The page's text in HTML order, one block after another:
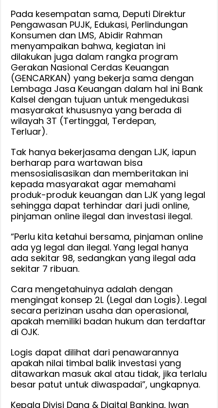
Pada kesempatan sama, Deputi Direktur
Pengawasan PUJK, Edukasi, Perlindungan
Konsumen dan LMS, Abidir Rahman
menyampaikan bahwa, kegiatan ini
dilakukan juga dalam rangka program
Gerakan Nasional Cerdas Keuangan
(GENCARKAN) yang bekerja sama dengan
Lembaga Jasa Keuangan dalam hal ini Bank
Kalsel dengan tujuan untuk mengedukasi
masyarakat khususnya yang berada di
wilayah 3T (Tertinggal, Terdepan,
Terluar).
Tak hanya bekerjasama dengan LJK, iapun
berharap para wartawan bisa
mensosialisasikan dan memberitakan ini
kepada masyarakat agar memahami
produk-produk keuangan dan LJK yang legal
sehingga dapat terhindar dari judi online,
pinjaman online ilegal dan investasi ilegal.
“Perlu kita ketahui bersama, pinjaman online
ada yg legal dan ilegal. Yang legal hanya
ada sekitar 98, sedangkan yang ilegal ada
sekitar 7 ribuan.
Cara mengetahuinya adalah dengan
mengingat konsep 2L (Legal dan Logis). Legal
secara perizinan usaha dan operasional,
apakah memiliki badan hukum dan terdaftar
di OJK.
Logis dapat dilihat dari penawarannya
apakah nilai timbal balik investasi yang
ditawarkan masuk akal atau tidak, jika terlalu
besar patut untuk diwaspadai”, ungkapnya.
Kepala Divisi Dana & Digital Banking, Iwan